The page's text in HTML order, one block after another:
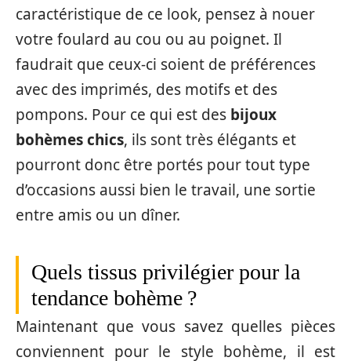
caractéristique de ce look, pensez à nouer
votre foulard au cou ou au poignet. Il
faudrait que ceux-ci soient de préférences
avec des imprimés, des motifs et des
pompons. Pour ce qui est des bijoux
bohèmes chics, ils sont très élégants et
pourront donc être portés pour tout type
d’occasions aussi bien le travail, une sortie
entre amis ou un dîner.
Quels tissus privilégier pour la
tendance bohème ?
Maintenant que vous savez quelles pièces
conviennent pour le style bohème, il est